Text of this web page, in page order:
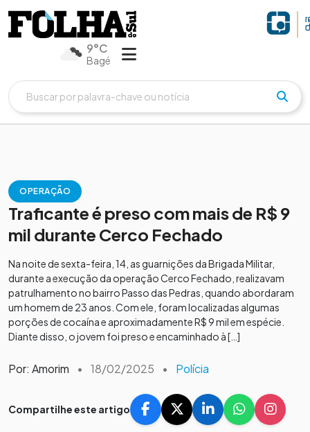
9°C
Bagé
OPERAÇÃO
Traficante é preso com mais de R$ 9
mil durante Cerco Fechado
Na noite de sexta-feira, 14, as guarnições da Brigada Militar,
durante a execução da operação Cerco Fechado, realizavam
patrulhamento no bairro Passo das Pedras, quando abordaram
um homem de 23 anos. Com ele, foram localizadas algumas
porções de cocaína e aproximadamente R$ 9 mil em espécie.
Diante disso, o jovem foi preso e encaminhado à […]
Por: Amorim • 18/02/2025 • Polícia
Compartilhe este artigo